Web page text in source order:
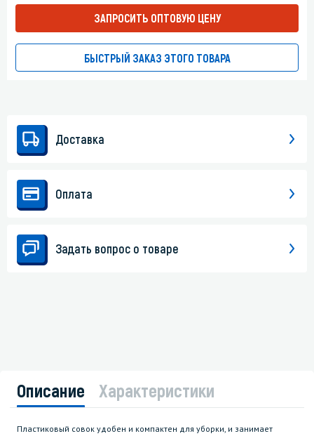
ЗАПРОСИТЬ ОПТОВУЮ ЦЕНУ
БЫСТРЫЙ ЗАКАЗ ЭТОГО ТОВАРА
Доставка
Оплата
Задать вопрос о товаре
Описание Характеристики
Пластиковый совок удобен и компактен для уборки, и занимает